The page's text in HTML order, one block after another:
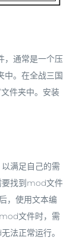
，通常是一个压
。在全战三国
件夹中。安装
满足自己的需
要找到mod文件
，使用文本编
文件时，需
法正常运行。